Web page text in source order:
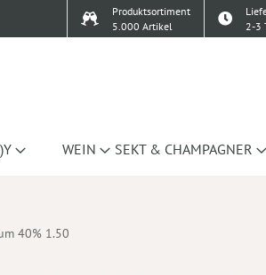
Produktsortiment
5.000 Artikel
2-3
WEIN SEKT & CHAMPAGNER
40% 1.50